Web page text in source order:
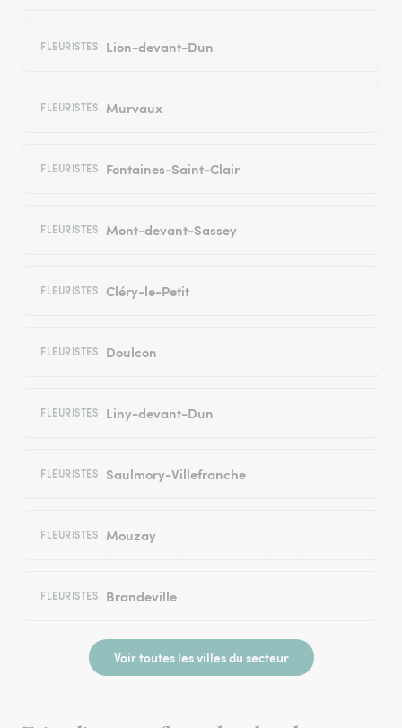
FLEURISTES Lion-devant-Dun
FLEURISTES Murvaux
FLEURISTES Fontaines-Saint-Clair
FLEURISTES Mont-devant-Sassey
FLEURISTES Cléry-le-Petit
FLEURISTES Doulcon
FLEURISTES Liny-devant-Dun
FLEURISTES Saulmory-Villefranche
FLEURISTES Mouzay
FLEURISTES Brandeville
Voir toutes les villes du secteur